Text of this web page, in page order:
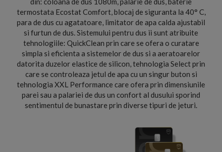
termostata Ecostat Comfort, blocaj de siguranta la 40° C,
para de dus cu agatatoare, limitator de apa calda ajustabil
si furtun de dus. Sistemului pentru dus ii sunt atribuite
tehnologiile: QuickClean prin care se ofera o curatare
simpla si eficienta a sistemelor de dus si a aeratoarelor
datorita duzelor elastice de silicon, tehnologia Select prin
care se controleaza jetul de apa cu un singur buton si
tehnologia XXL Performance care ofera prin dimensiunile
parei sau a palariei de dus un confort al dusului sporind
sentimentul de bunastare prin diverse tipuri de jeturi.